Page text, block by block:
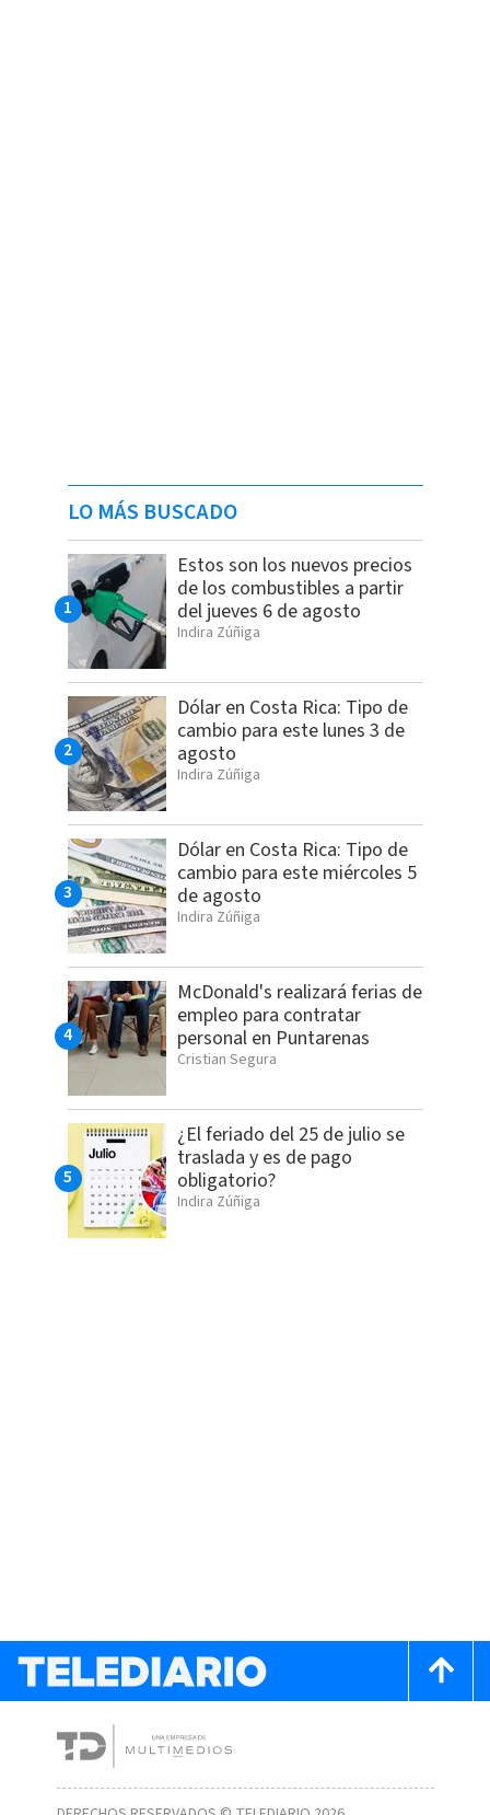
LO MÁS BUSCADO
Estos son los nuevos precios
de los combustibles a partir
del jueves 6 de agosto
Indira Zúñiga
Dólar en Costa Rica: Tipo de
cambio para este lunes 3 de
agosto
Indira Zúñiga
Dólar en Costa Rica: Tipo de
cambio para este miércoles 5
de agosto
Indira Zúñiga
McDonald's realizará ferias de
empleo para contratar
personal en Puntarenas
Cristian Segura
¿El feriado del 25 de julio se
traslada y es de pago
obligatorio?
Indira Zúñiga